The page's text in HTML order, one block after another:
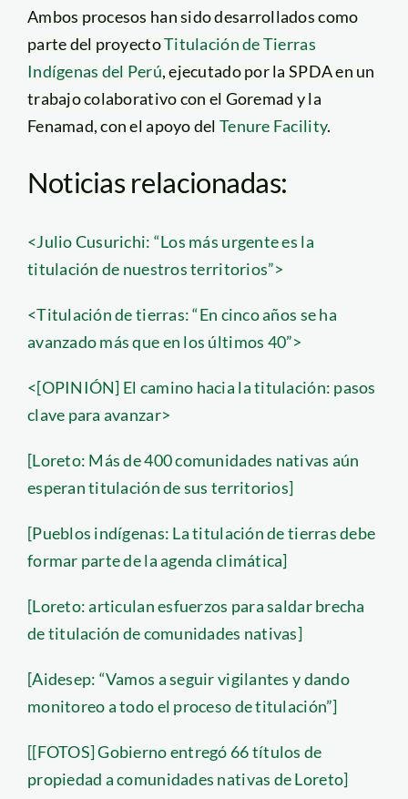
Ambos procesos han sido desarrollados como
parte del proyectoTitulación de Tierras
Indígenas del Perú, ejecutado por la SPDA en un
trabajo colaborativo con el Goremad y la
Fenamad, con el apoyo delTenure Facility.
Noticias relacionadas:
<Julio Cusurichi: “Los más urgente es la
titulación de nuestros territorios”>
<Titulación de tierras: “En cinco años se ha
avanzado más que en los últimos 40”>
<[OPINIÓN] El camino hacia la titulación: pasos
clave para avanzar>
[Loreto: Más de 400 comunidades nativas aún
esperan titulación de sus territorios]
[Pueblos indígenas: La titulación de tierras debe
formar parte de la agenda climática]
[Loreto: articulan esfuerzos para saldar brecha
de titulación de comunidades nativas]
[Aidesep: “Vamos a seguir vigilantes y dando
monitoreo a todo el proceso de titulación”]
[[FOTOS] Gobierno entregó 66 títulos de
propiedad a comunidades nativas de Loreto]